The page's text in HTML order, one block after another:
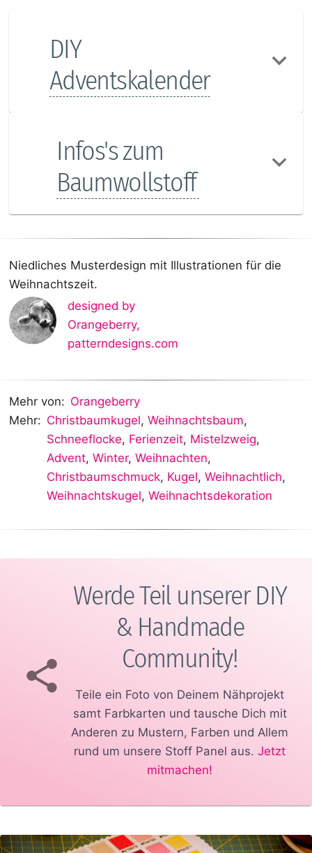
DIY
Adventskalender
Infos's zum
Baumwollstoff
Niedliches Musterdesign mit Illustrationen für die
Weihnachtszeit.
designed by
Orangeberry,
patterndesigns.com
Mehr von: Orangeberry
Mehr: Christbaumkugel,Weihnachtsbaum,
Schneeflocke, Ferienzeit, Mistelzweig,
Advent,Winter,Weihnachten,
Christbaumschmuck, Kugel,Weihnachtlich,
Weihnachtskugel,Weihnachtsdekoration
Werde Teil unserer DIY
& Handmade
Community!
Teile ein Foto von Deinem Nähprojekt
samt Farbkarten und tausche Dich mit
Anderen zu Mustern, Farben und Allem
rund um unsere Stoff Panel aus. Jetzt
mitmachen!